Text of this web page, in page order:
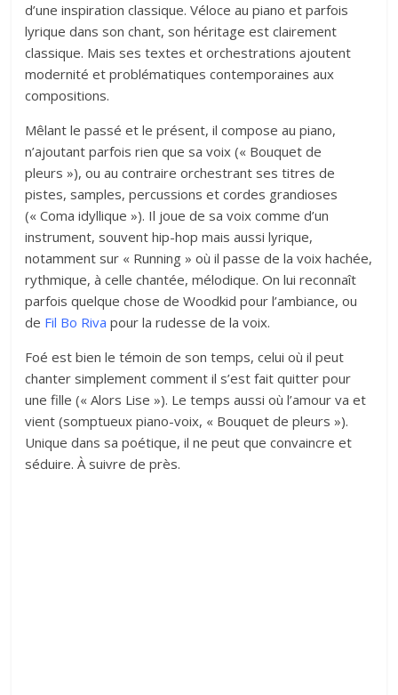
d’une inspiration classique. Véloce au piano et parfois
lyrique dans son chant, son héritage est clairement
classique. Mais ses textes et orchestrations ajoutent
modernité et problématiques contemporaines aux
compositions.
Mêlant le passé et le présent, il compose au piano,
n’ajoutant parfois rien que sa voix (« Bouquet de
pleurs »), ou au contraire orchestrant ses titres de
pistes, samples, percussions et cordes grandioses
(« Coma idyllique »). Il joue de sa voix comme d’un
instrument, souvent hip-hop mais aussi lyrique,
notamment sur « Running » où il passe de la voix hachée,
rythmique, à celle chantée, mélodique. On lui reconnaît
parfois quelque chose de Woodkid pour l’ambiance, ou
de Fil Bo Riva pour la rudesse de la voix.
Foé est bien le témoin de son temps, celui où il peut
chanter simplement comment il s’est fait quitter pour
une fille (« Alors Lise »). Le temps aussi où l’amour va et
vient (somptueux piano-voix, « Bouquet de pleurs »).
Unique dans sa poétique, il ne peut que convaincre et
séduire. À suivre de près.